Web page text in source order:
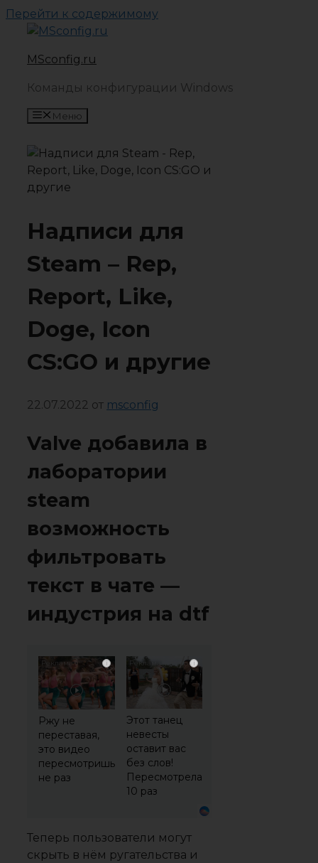
Перейти к содержимому
MSconfig.ru
Команды конфигурации Windows
Меню
Надписи для
Steam – Rep,
Report, Like,
Doge, Icon
CS:GO и другие
22.07.2022 от msconfig
Valve добавила в
лаборатории
steam
возможность
фильтровать
текст в чате —
индустрия на dtf
i
Ржу не
переставая,
это видео
пересмотришь
не раз
i
Этот танец
невесты
оставит вас
без слов!
Пересмотрела
10 раз
Теперь пользователи могут
скрыть в нём ругательства и